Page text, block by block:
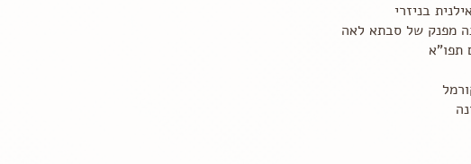
בניזרי
מפנק של סבתא לאה
תפו"א